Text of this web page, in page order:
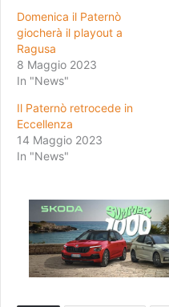
Domenica il Paternò
giocherà il playout a
Ragusa
8 Maggio 2023
In "News"
Il Paternò retrocede in
Eccellenza
14 Maggio 2023
In "News"